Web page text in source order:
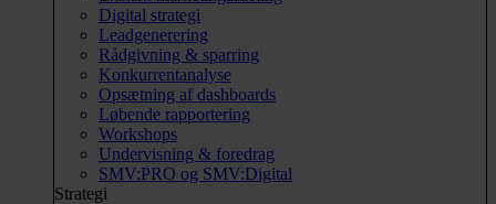
Digital strategi
Leadgenerering
Rådgivning & sparring
Konkurrentanalyse
Opsætning af dashboards
Løbende rapportering
Workshops
Undervisning & foredrag
SMV:PRO og SMV:Digital
Strategi